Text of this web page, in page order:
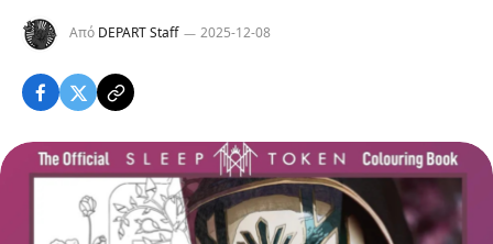
Από DEPART Staff 2025-12-08